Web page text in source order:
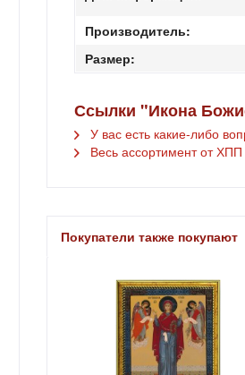
Производитель:
Размер:
Ссылки "Икона
У вас есть какие-либо
Весь ассортимент от
Покупатели также покупают